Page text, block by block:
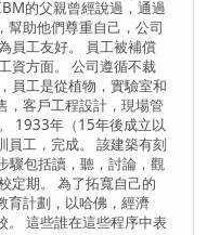
的父親曾經說過，通過
幫助他們尊重自己，公司
員工友好。 員工被補償
資方面。 公司遵循不裁
員工是從植物，實驗室和
，客戶工程設計，現場管
1933年（15年後成立以
員工，完成。 該建築有刻
驟包括讀，聽，討論，觀
定期。 為了拓寬自己的
育計劃，以哈佛，經濟
。 這些誰在這些程序中表